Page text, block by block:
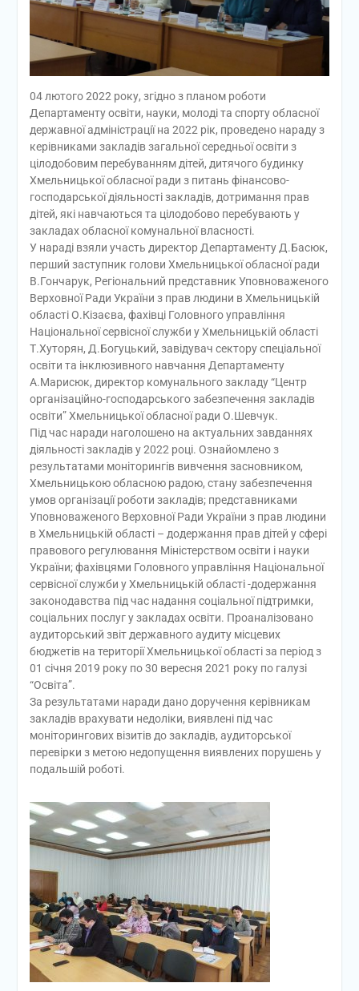
04 лютого 2022 року, згідно з планом роботи
Департаменту освіти, науки, молоді та спорту обласної
державної адміністрації на 2022 рік, проведено нараду з
керівниками закладів загальної середньої освіти з
цілодобовим перебуванням дітей, дитячого будинку
Хмельницької обласної ради з питань фінансово-
господарської діяльності закладів, дотримання прав
дітей, які навчаються та цілодобово перебувають у
закладах обласної комунальної власності.
У нараді взяли участь директор Департаменту Д.Басюк,
перший заступник голови Хмельницької обласної ради
В.Гончарук, Регіональний представник Уповноваженого
Верховної Ради України з прав людини в Хмельницькій
області О.Кізаєва, фахівці Головного управління
Національної сервісної служби у Хмельницькій області
Т.Хуторян, Д.Богуцький, завідувач сектору спеціальної
освіти та інклюзивного навчання Департаменту
А.Марисюк, директор комунального закладу “Центр
організаційно-господарського забезпечення закладів
освіти” Хмельницької обласної ради О.Шевчук.
Під час наради наголошено на актуальних завданнях
діяльності закладів у 2022 році. Ознайомлено з
результатами моніторингів вивчення засновником,
Хмельницькою обласною радою, стану забезпечення
умов організації роботи закладів; представниками
Уповноваженого Верховної Ради України з прав людини
в Хмельницькій області – додержання прав дітей у сфері
правового регулювання Міністерством освіти і науки
України; фахівцями Головного управління Національної
сервісної служби у Хмельницькій області -додержання
законодавства під час надання соціальної підтримки,
соціальних послуг у закладах освіти. Проаналізовано
аудиторський звіт державного аудиту місцевих
бюджетів на території Хмельницької області за період з
01 січня 2019 року по 30 вересня 2021 року по галузі
“Освіта”.
За результатами наради дано доручення керівникам
закладів врахувати недоліки, виявлені під час
моніторингових візитів до закладів, аудиторської
перевірки з метою недопущення виявлених порушень у
подальшій роботі.